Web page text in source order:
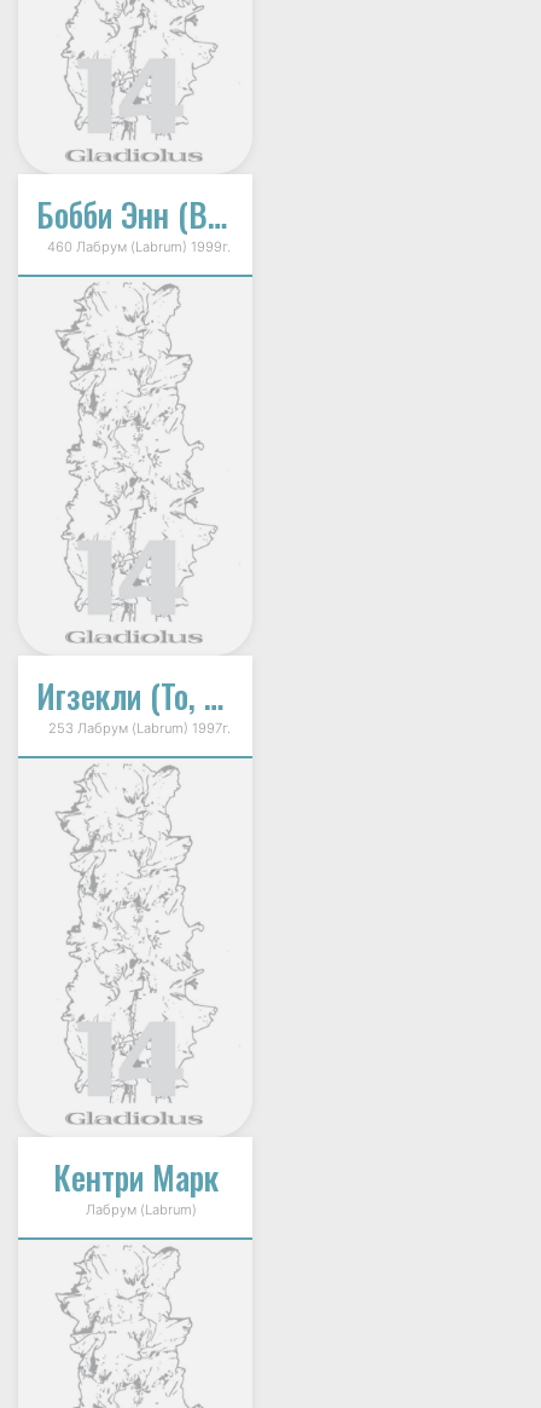
Бобби Энн (Bobbie Anne)
460 Лабрум (Labrum) 1999г.
Игзекли (То, Что Надо!)
253 Лабрум (Labrum) 1997г.
Кентри Марк
Лабрум (Labrum)